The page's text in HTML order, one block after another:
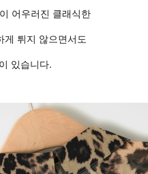
어우러진 클래식한
게 튀지 않으면서도
있습니다.